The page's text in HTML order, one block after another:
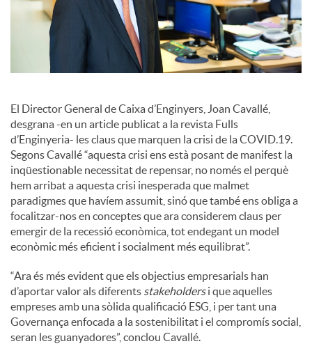
l
s
El Director General de Caixa d’Enginyers, Joan Cavallé,
desgrana -en un article publicat a la revista Fulls
d’Enginyeria- les claus que marquen la crisi de la COVID.19.
Segons Cavallé “aquesta crisi ens està posant de manifest la
inqüestionable necessitat de repensar, no només el perquè
hem arribat a aquesta crisi inesperada que malmet
paradigmes que havíem assumit, sinó que també ens obliga a
focalitzar-nos en conceptes que ara considerem claus per
emergir de la recessió econòmica, tot endegant un model
econòmic més eficient i socialment més equilibrat”.
“Ara és més evident que els objectius empresarials han
d’aportar valor als diferents stakeholdersi que aquelles
empreses amb una sòlida qualificació ESG, i per tant una
Governança enfocada a la sostenibilitat i el compromís social,
seran les guanyadores”, conclou Cavallé.